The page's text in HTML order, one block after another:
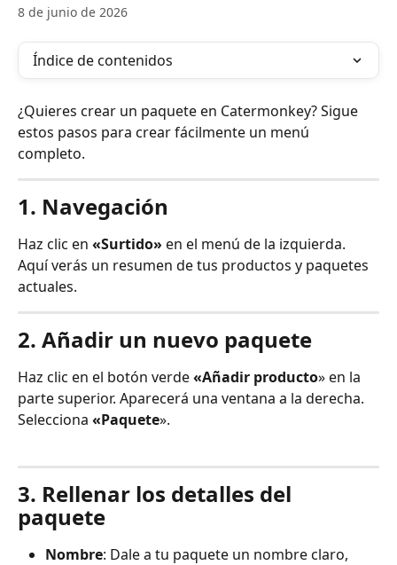
8 de junio de 2026
Índice de contenidos
¿Quieres crear un paquete en Catermonkey? Sigue
estos pasos para crear fácilmente un menú
completo.
1. Navegación
Haz clic en «Surtido» en el menú de la izquierda.
Aquí verás un resumen de tus productos y paquetes
actuales.
2. Añadir un nuevo paquete
Haz clic en el botón verde «Añadir producto» en la
parte superior. Aparecerá una ventana a la derecha.
Selecciona «Paquete».
3. Rellenar los detalles del
paquete
Nombre: Dale a tu paquete un nombre claro,